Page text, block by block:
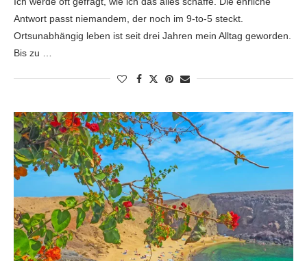
Antwort passt niemandem, der noch im 9-to-5 steckt.
Ortsunabhängig leben ist seit drei Jahren mein Alltag geworden.
Bis zu …